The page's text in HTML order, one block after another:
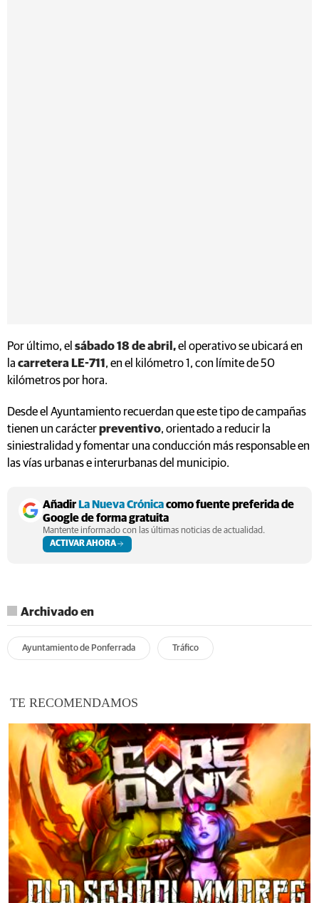
Por último, el sábado 18 de abril,el operativo se ubicará en
la carretera LE-711 , en el kilómetro 1, con límite de 50
kilómetros por hora.
Desde el Ayuntamiento recuerdan que este tipo de campañas
tienen un carácterpreventivo, orientado a reducir la
siniestralidad y fomentar una conducción más responsable en
las vías urbanas e interurbanas del municipio.
AñadirLa Nueva Crónicacomo fuente preferida de
Google de forma gratuita
Mantente informado con las últimas noticias de actualidad.
ACTIVAR AHORA
Archivado en
Ayuntamiento de Ponferrada Tráfico
TE RECOMENDAMOS